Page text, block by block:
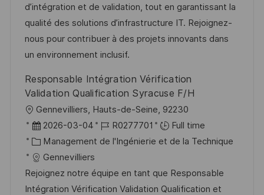
t
i
o
n
f
i
c
g
e
c
e
d
u
o
e
r
i
e
d’intégration et de validation, tout en garantissant la
qualité des solutions d’infrastructure IT. Rejoignez-
nous pour contribuer à des projets innovants dans
un environnement inclusif.
Responsable Intégration Vérification
Validation Qualification Syracuse F/H
o
c
a
l
i
Gennevilliers, Hauts-de-Seine, 92230
D
a
t
e
d
2026-03-04
R
é
é
r
R0277701
Full time
C
a
t
é
Management de l'Ingénierie et de la Technique
Gennevilliers
Rejoignez notre équipe en tant que Responsable
Intégration Vérification Validation Qualification et